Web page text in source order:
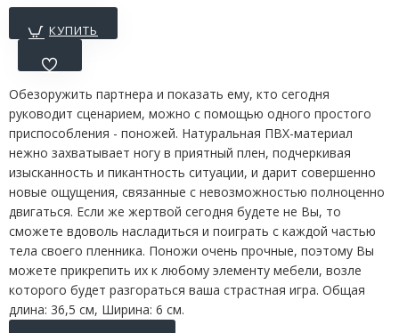
КУПИТЬ
Обезоружить партнера и показать ему, кто сегодня
руководит сценарием, можно с помощью одного простого
приспособления - поножей. Натуральная ПВХ-материал
нежно захватывает ногу в приятный плен, подчеркивая
изысканность и пикантность ситуации, и дарит совершенно
новые ощущения, связанные с невозможностью полноценно
двигаться. Если же жертвой сегодня будете не Вы, то
сможете вдоволь насладиться и поиграть с каждой частью
тела своего пленника. Поножи очень прочные, поэтому Вы
можете прикрепить их к любому элементу мебели, возле
которого будет разгораться ваша страстная игра. Общая
длина: 36,5 см, Ширина: 6 см.